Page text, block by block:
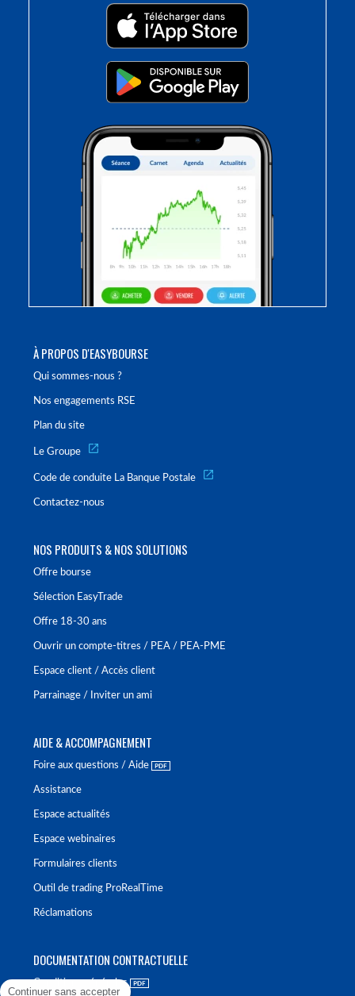
À PROPOS D'EASYBOURSE
Qui sommes-nous ?
Nos engagements RSE
Plan du site
Le Groupe
Code de conduite La Banque Postale
Contactez-nous
NOS PRODUITS & NOS SOLUTIONS
Offre bourse
Sélection EasyTrade
Offre 18-30 ans
Ouvrir un compte-titres / PEA / PEA-PME
Espace client / Accès client
Parrainage / Inviter un ami
AIDE & ACCOMPAGNEMENT
Foire aux questions / Aide
Assistance
Espace actualités
Espace webinaires
Formulaires clients
Outil de trading ProRealTime
Réclamations
DOCUMENTATION CONTRACTUELLE
Conditions générales
Continuer sans accepter